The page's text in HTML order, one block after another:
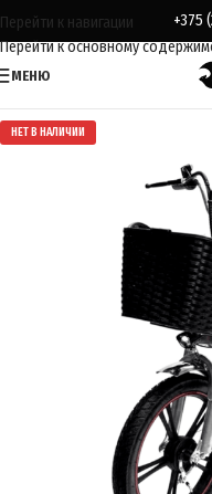
Перейти к навигации
Перейти к основному
+375
МЕНЮ
НЕТ В НАЛИЧИИ